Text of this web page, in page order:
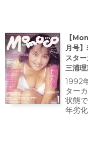
【
月号
スタ
三浦
1992
ター
状態
年劣